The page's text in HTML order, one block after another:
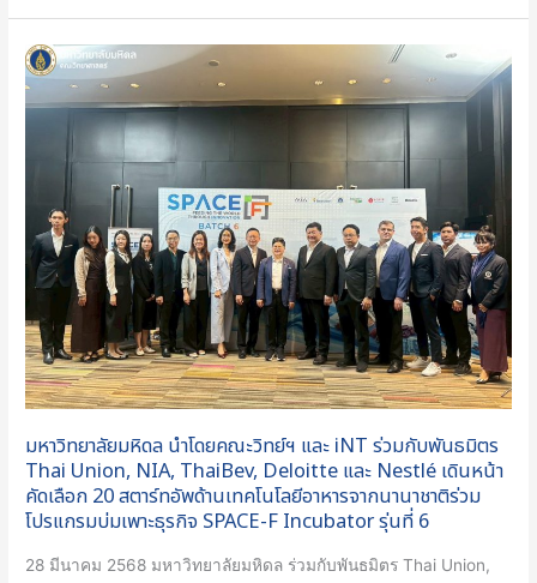
มหาวิทยาลัยมหิดล นำโดยคณะวิทย์ฯ และ iNT ร่วมกับพันธมิตร
Thai Union, NIA, ThaiBev, Deloitte และ Nestlé เดินหน้า
คัดเลือก 20 สตาร์ทอัพด้านเทคโนโลยีอาหารจากนานาชาติร่วม
โปรแกรมบ่มเพาะธุรกิจ SPACE-F Incubator รุ่นที่ 6
28 มีนาคม 2568 มหาวิทยาลัยมหิดล ร่วมกับพันธมิตร Thai Union,
มหาวิทยาลัย
มหิดล
วิทย์ฯ
และ
iNT
กับ
พันธมิตร
Thai
NIA,
ThaiBev,
Deloitte
Nestlé